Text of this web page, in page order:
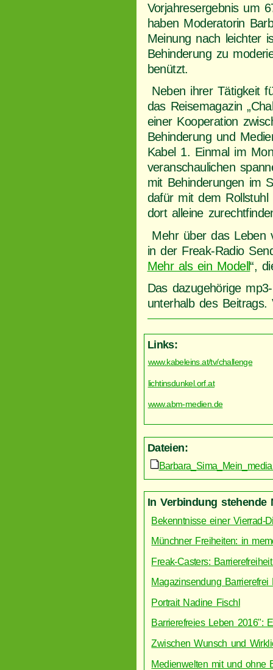
Vorjahresergebnis um
haben Moderatorin
Meinung nach leichter
Behinderung zu
benützt.
Neben ihrer Tätigkeit
das Reisemagazin
einer Kooperation
Behinderung und
Kabel 1. Einmal im
veranschaulichen
mit Behinderungen im
dafür mit dem
dort alleine
Mehr über das Leben
in der Freak-Radio
Mehr als ein Modell“,
Das dazugehörige
unterhalb des Beitrags.
Links:
www.kabeleins.at/tv/challenge
lichtinsdunkel.orf.at
www.abm-medien.de
Dateien:
In Verbindung stehende
Bekenntnisse einer Vierrad-
Münchner Freiheiten: in
Freak-Casters:
Magazinsendung
Portrait Nadine Fischl
Barrierefreies Leben 2016":
Zwischen Wunsch und
Medienwelten mit und ohne